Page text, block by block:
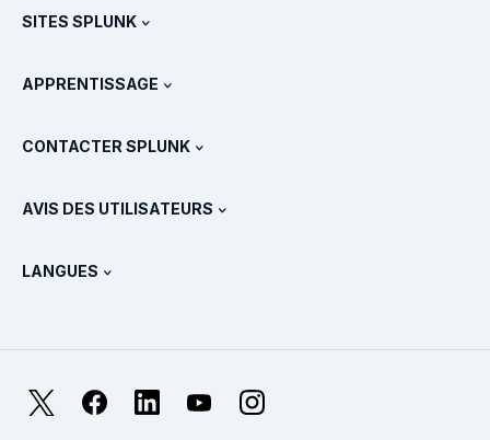
Splunk et les autres solutions
Actualités
Splunk Protects
SURGe
Tarifs
Voir tous les produits
SITES SPLUNK
Formation et certification
Boutique Splunk
APPRENTISSAGE
Qu’est-ce qu’OpenTelemetry ?
Métriques pour le SOC
Métriques de fiabilité
CONTACTER SPLUNK
AVIS DES UTILISATEURS
LANGUES
Deutsch
日本語 FacebookLinkedIn YouTubeInstagram